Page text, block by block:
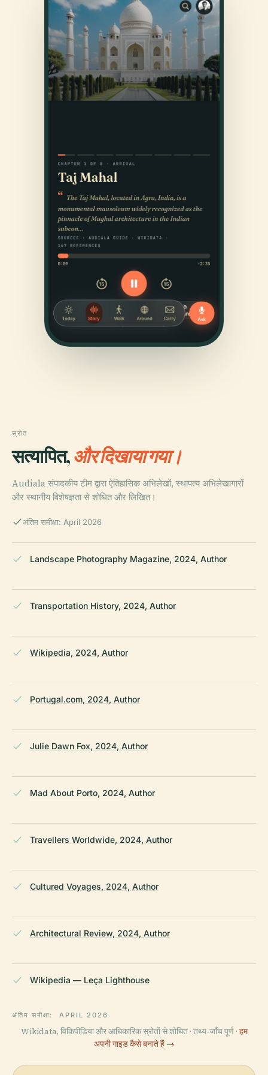
स्रोत
सत्यापित,और दिखाया गया।
Audiala संपादकीय टीम द्वारा ऐतिहासिक अभिलेखों, स्थापत्य अभिलेखागारों
और स्थानीय विशेषज्ञता से शोधित और लिखित।
अंतिम समीक्षा: April 2026
Landscape Photography Magazine, 2024, Author
Transportation History, 2024, Author
Wikipedia, 2024, Author
Portugal.com, 2024, Author
Julie Dawn Fox, 2024, Author
Mad About Porto, 2024, Author
Travellers Worldwide, 2024, Author
Cultured Voyages, 2024, Author
Architectural Review, 2024, Author
Wikipedia — Leça Lighthouse
अंतिम समीक्षा: APRIL 2026
Wikidata, विकिपीडिया और आधिकारिक स्रोतों से शोधित · तथ्य-जाँच पूर्ण · हम
अपनी गाइड कैसे बनाते हैं →